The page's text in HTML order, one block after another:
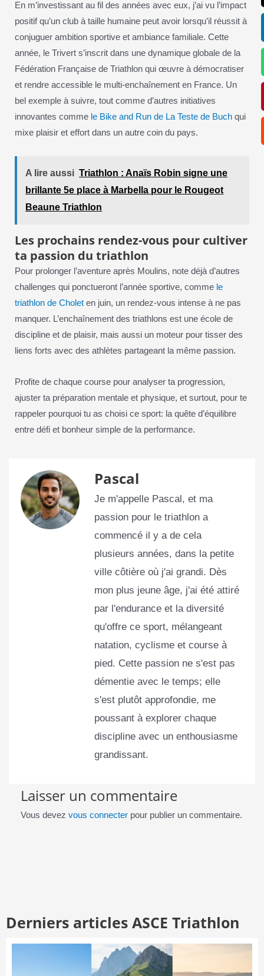
En m’investissant au fil des années avec eux, j’ai vu l’impact
positif qu’un club à taille humaine peut avoir lorsqu’il réussit à
conjuguer ambition sportive et ambiance familiale. Cette
année, le Trivert s’inscrit dans une dynamique globale de la
Fédération Française de Triathlon qui œuvre à démocratiser
et rendre accessible le multi-enchaînement en France. Un
bel exemple à suivre, tout comme d’autres initiatives
innovantes comme le Bike and Run de La Teste de Buchqui
mixe plaisir et effort dans un autre coin du pays.
A lire aussi Triathlon : Anaïs Robin signe une
brillante 5e place à Marbella pour le Rougeot
Beaune Triathlon
Les prochains rendez-vous pour cultiver
ta passion du triathlon
Pour prolonger l’aventure après Moulins, note déjà d’autres
challenges qui ponctueront l’année sportive, comme le
triathlon de Choleten juin, un rendez-vous intense à ne pas
manquer. L’enchaînement des triathlons est une école de
discipline et de plaisir, mais aussi un moteur pour tisser des
liens forts avec des athlètes partageant la même passion.
Profite de chaque course pour analyser ta progression,
ajuster ta préparation mentale et physique, et surtout, pour te
rappeler pourquoi tu as choisi ce sport: la quête d’équilibre
entre défi et bonheur simple de la performance.
Pascal
Je m'appelle Pascal, et ma
passion pour le triathlon a
commencé il y a de cela
plusieurs années, dans la petite
ville côtière où j'ai grandi. Dès
mon plus jeune âge, j'ai été attiré
par l'endurance et la diversité
qu'offre ce sport, mélangeant
natation, cyclisme et course à
pied. Cette passion ne s'est pas
démentie avec le temps; elle
s'est plutôt approfondie, me
poussant à explorer chaque
discipline avec un enthousiasme
grandissant.
Laisser un commentaire
Vous devez vous connecterpour publier un commentaire.
Derniers articles ASCE Triathlon